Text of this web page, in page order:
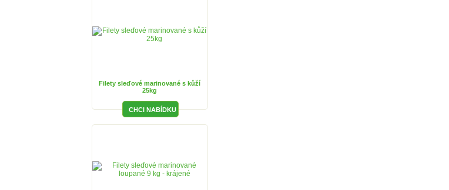
Filety sleďové marinované s kůží
25kg